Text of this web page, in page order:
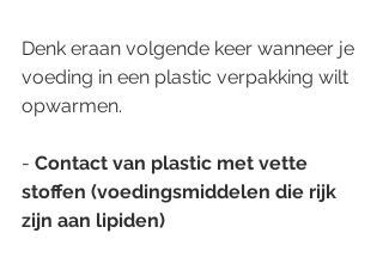
Denk eraan volgende keer wanneer je
voeding in een plastic verpakking wilt
opwarmen.
- Contact van plastic met vette
stoffen (voedingsmiddelen die rijk
zijn aan lipiden)